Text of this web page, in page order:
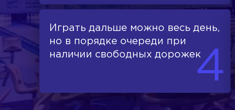
Играть дальше можно весь день,
но в порядке очереди при
наличии свободных дорожек4